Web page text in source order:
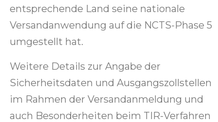
entsprechende Land seine nationale
Versandanwendung auf die NCTS-Phase 5
umgestellt hat.
Weitere Details zur Angabe der
Sicherheitsdaten und Ausgangszollstellen
im Rahmen der Versandanmeldung und
auch Besonderheiten beim TIR-Verfahren